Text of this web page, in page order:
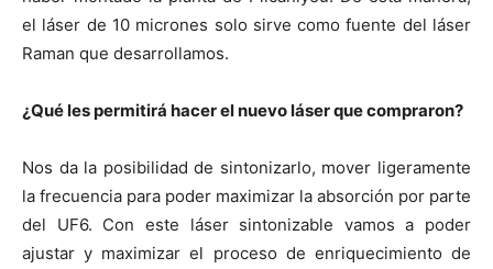
el láser de 10 micrones solo sirve como fuente del láser
Raman que desarrollamos.
¿Qué les permitirá hacer el nuevo láser que compraron?
Nos da la posibilidad de sintonizarlo, mover ligeramente
la frecuencia para poder maximizar la absorción por parte
del UF6. Con este láser sintonizable vamos a poder
ajustar y maximizar el proceso de enriquecimiento de